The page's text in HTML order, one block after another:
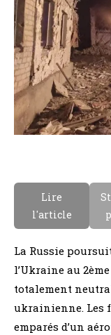
Lire
l'article
p
La Russie
l’Ukraine au
totalement
ukrainienne. Les
emparés d’un